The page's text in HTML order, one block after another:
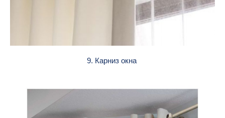
9. Карниз окна